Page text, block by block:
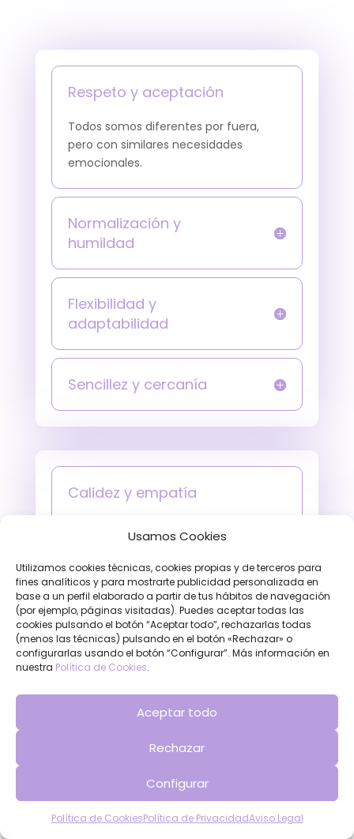
Usamos Cookies
Utilizamos cookies técnicas, cookies propias y de terceros para
fines analíticos y para mostrarte publicidad personalizada en
base a un perfil elaborado a partir de tus hábitos de navegación
(por ejemplo, páginas visitadas). Puedes aceptar todas las
cookies pulsando el botón “Aceptar todo”, rechazarlas todas
(menos las técnicas) pulsando en el botón «Rechazar» o
configurarlas usando el botón “Configurar”. Más información en
nuestra Política de Cookies.
Aceptar todo
Rechazar
Configurar
Política de CookiesPolítica de PrivacidadAviso Legal
Respeto y aceptación
Todos somos diferentes por fuera,
pero con similares necesidades
emocionales.
Normalización y
humildad
Flexibilidad y
adaptabilidad
Sencillez y cercanía
Calidez y empatía
que tú, entendemos lo difícil que a
veces la vida puede parecer.
Resiliencia y positividad
transparencia
compromiso
Contacta